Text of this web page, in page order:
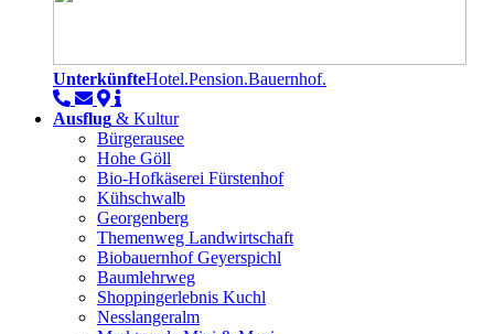
UnterkünfteHotel.Pension.Bauernhof.
Ausflug & Kultur
Bürgerausee
Hohe Göll
Bio-Hofkäserei Fürstenhof
Kühschwalb
Georgenberg
Themenweg Landwirtschaft
Biobauernhof Geyerspichl
Baumlehrweg
Shoppingerlebnis Kuchl
Nesslangeralm